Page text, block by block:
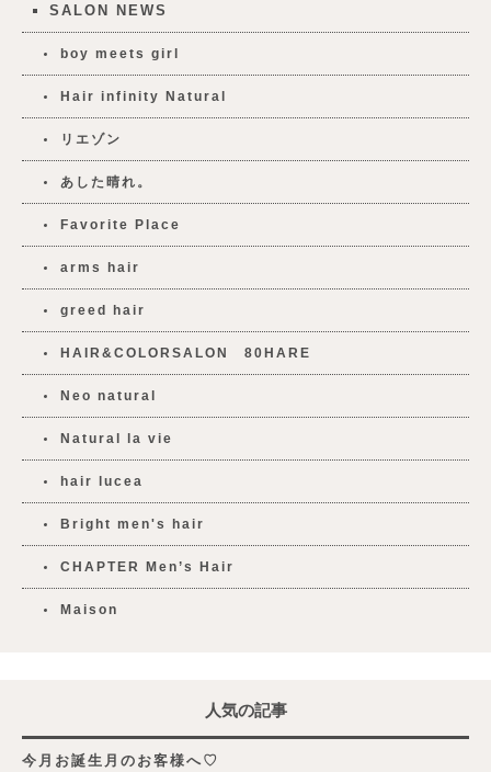
SALON NEWS
boy meets girl
Hair infinity Natural
リエゾン
あした晴れ。
Favorite Place
arms hair
greed hair
HAIR&COLORSALON 80HARE
Neo natural
Natural la vie
hair lucea
Bright men's hair
CHAPTER Men’s Hair
Maison
人気の記事
今月お誕生月のお客様へ♡